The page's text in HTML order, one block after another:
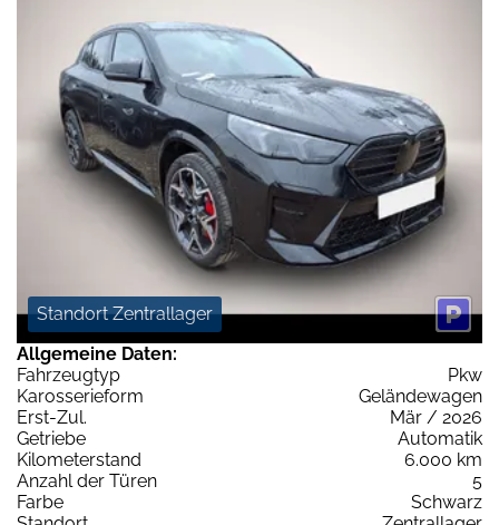
Standort Zentrallager
Allgemeine Daten:
Fahrzeugtyp
Pkw
Karosserieform
Geländewagen
Erst-Zul.
Mär / 2026
Getriebe
Automatik
Kilometerstand
6.000 km
Anzahl der Türen
5
Farbe
Schwarz